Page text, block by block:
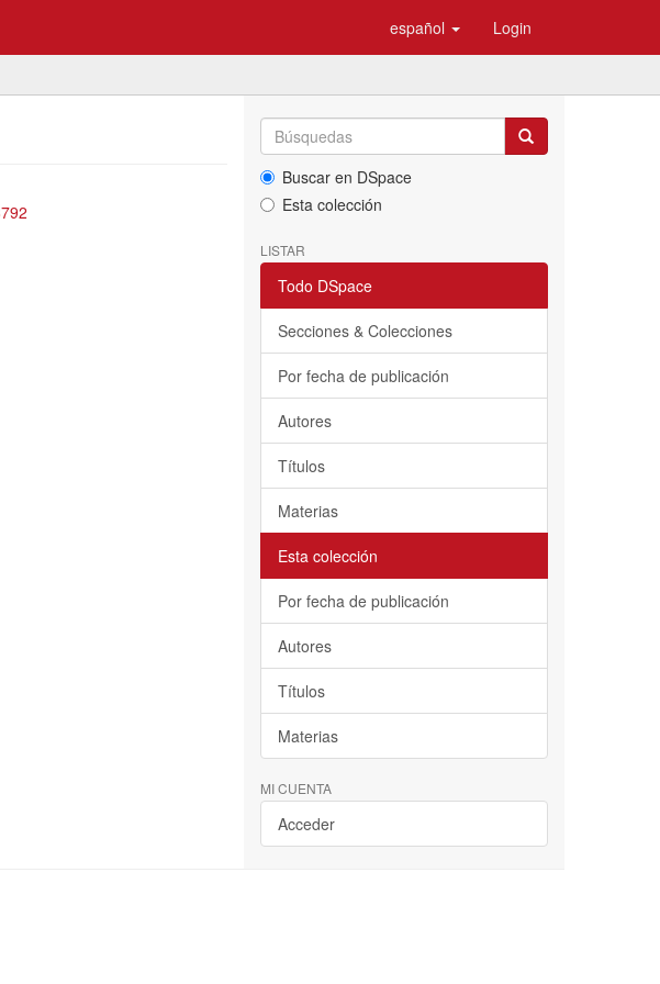
español Login
Buscar en DSpace
Esta colección
LISTAR
Todo DSpace
Secciones & Colecciones
Por fecha de publicación
Autores
Títulos
Materias
Esta colección
Por fecha de publicación
Autores
Títulos
Materias
MI CUENTA
Acceder